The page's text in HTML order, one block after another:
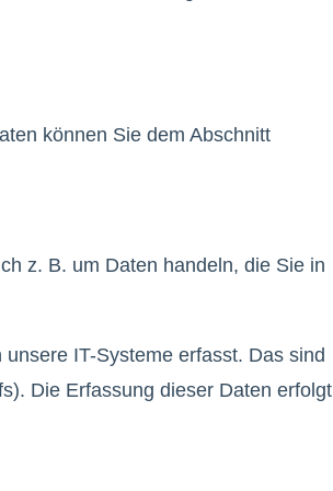
können Sie dem Abschnitt
z. B. um Daten handeln, die Sie in
IT-Systeme erfasst. Das sind
Die Erfassung dieser Daten erfolgt